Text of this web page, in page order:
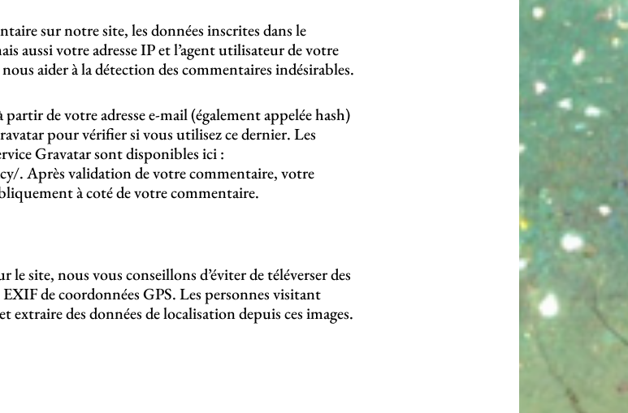
sur notre site, les données inscrites dans le
aussi votre adresse IP et l’agent utilisateur de votre
aider à la détection des commentaires indésirables.
partir de votre adresse e-mail (également appelée hash)
pour vérifier si vous utilisez ce dernier. Les
Gravatar sont disponibles ici :
. Après validation de votre commentaire, votre
à coté de votre commentaire.
le site, nous vous conseillons d’éviter de téléverser des
de coordonnées GPS. Les personnes visitant
extraire des données de localisation depuis ces images.